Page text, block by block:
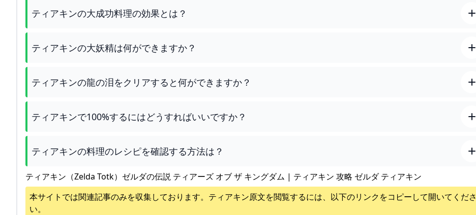
ティアキンの大成功料理の効果とは？
ティアキンの大妖精は何ができますか？
ティアキンの龍の泪をクリアすると何ができますか？
ティアキンで100%するにはどうすればいいですか？
ティアキンの料理のレシピを確認する方法は？
ティアキン（Zelda Totk）ゼルダの伝説 ティアーズ オブ ザ キングダム | ティアキン 攻略 ゼルダ ティアキン
本サイトでは関連記事のみを収集しております。 ティアキン原文を閲覧するには、以下のリンクをコピーして開いてくださ
い。